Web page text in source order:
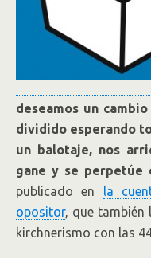
deseamos un
dividido esperando
un balotaje, nos
gane y se perpetúe
publicado en la
opositor, que también
kirchnerismo con las